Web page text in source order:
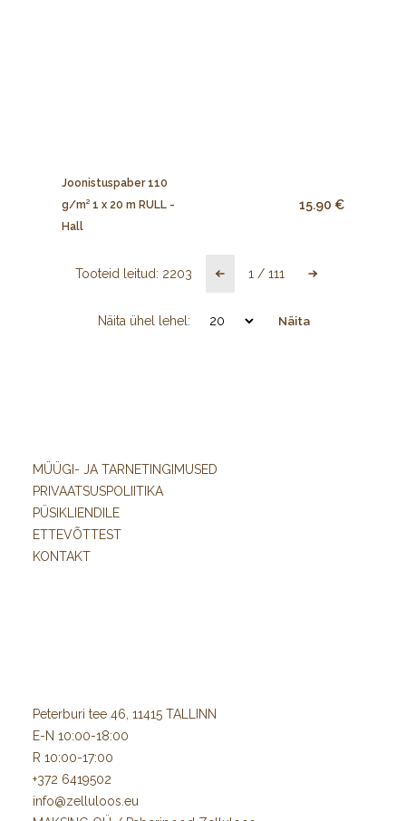
Joonistuspaber 110
g/m² 1 x 20 m RULL -
Hall
15.90 €
Tooteid leitud: 2203 1 / 111
Näita ühel lehel: Näita
MÜÜGI- JA TARNETINGIMUSED
PRIVAATSUSPOLIITIKA
PÜSIKLIENDILE
ETTEVÕTTEST
KONTAKT
Peterburi tee 46, 11415 TALLINN
E-N 10:00-18:00
R 10:00-17:00
+372 6419502
info@zelluloos.eu